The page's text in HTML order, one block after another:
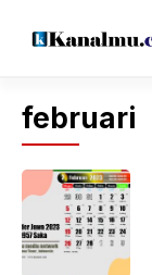
februari